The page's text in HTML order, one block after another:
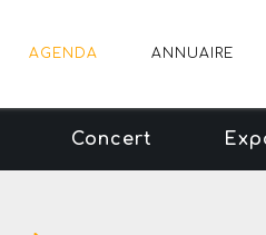
AGENDA ANNUAIRE
Concert